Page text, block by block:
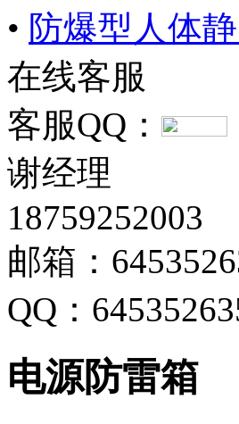
• 防爆型人体
在线客服
客服QQ：
谢经理
18759252003
邮箱：
QQ：
电源防雷箱